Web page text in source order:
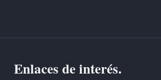
Enlaces de interés.